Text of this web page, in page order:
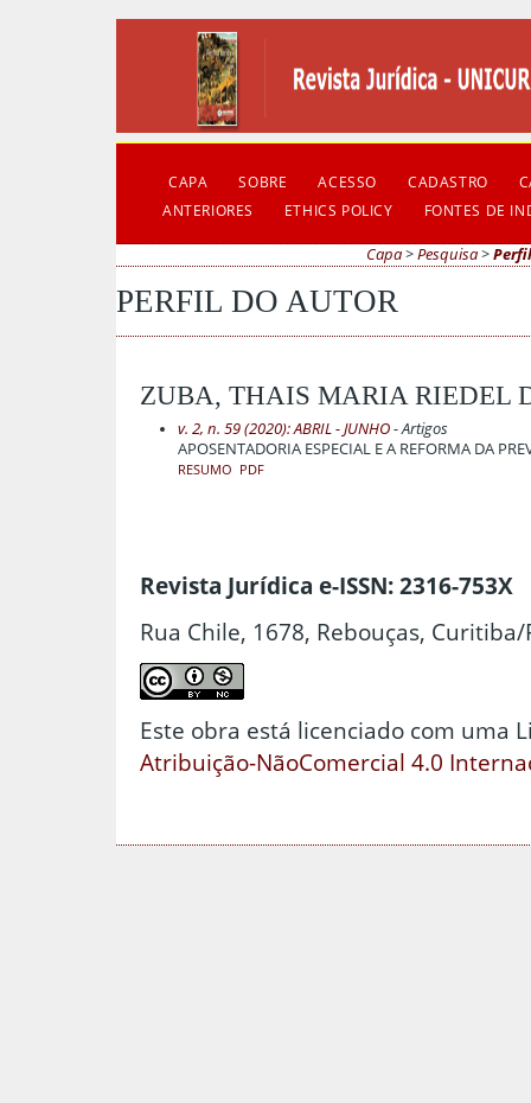
CAPA SOBRE ACESSO CADASTRO
ANTERIORES
ETHICS POLICY FONTES DE
Capa>Pesquisa>
PERFIL DO AUTOR
ZUBA, THAIS MARIA RIEDEL
v. 2, n. 59 (2020): ABRIL - JUNHO- Artigos
APOSENTADORIA ESPECIAL E A REFORMA DA
RESUMO PDF
Revista Jurídica e-ISSN: 2316-753X
Rua Chile, 1678, Rebouças, Curitiba/
Este obra está licenciado com uma
Atribuição-NãoComercial 4.0